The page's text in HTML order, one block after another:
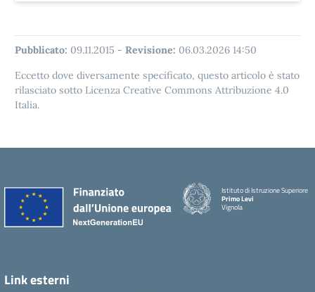
Pubblicato: 09.11.2015 - Revisione: 06.03.2026 14:50
Eccetto dove diversamente specificato, questo articolo è stato
rilasciato sotto Licenza Creative Commons Attribuzione 4.0
Italia.
Istituto di Istruzione Superiore
Primo Levi
Vignola
Link esterni